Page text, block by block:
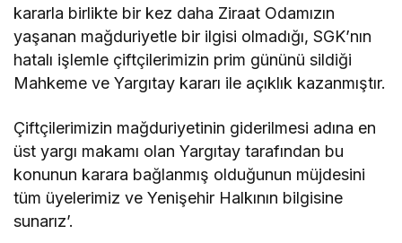
kararla birlikte bir kez daha Ziraat Odamızın
yaşanan mağduriyetle bir ilgisi olmadığı, SGK’nın
hatalı işlemle çiftçilerimizin prim gününü sildiği
Mahkeme ve Yargıtay kararı ile açıklık kazanmıştır.
Çiftçilerimizin mağduriyetinin giderilmesi adına en
üst yargı makamı olan Yargıtay tarafından bu
konunun karara bağlanmış olduğunun müjdesini
tüm üyelerimiz ve Yenişehir Halkının bilgisine
sunarız’.